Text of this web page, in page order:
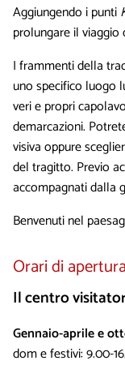
Aggiungendo i punti
prolungare il viaggio
I frammenti della
uno specifico luogo
veri e propri
demarcazioni.
visiva oppure
del tragitto. Previo
accompagnati dalla
Benvenuti nel
Orari di apertura
Il centro
Gennaio-aprile e
dom e festivi: 9.00-